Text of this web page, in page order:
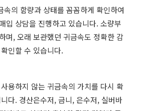
속의 함량과 상태를 꼼꼼하게 확인하여
입 상담을 진행하고 있습니다. 소량부
며, 오래 보관했던 귀금속도 정확한 감
인할 수 있습니다.
용하지 않는 귀금속의 가치를 다시 확
다. 경산은수저, 금니, 은수저, 실버바